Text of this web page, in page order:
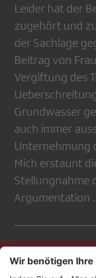
Leider hat der
zugehört und
der Sachlage
Beitrag von
Vergiftung des
Grundwasser
auch immer
Unternehmung
Mich erstaunt
Stellungnahme
Argumentation .